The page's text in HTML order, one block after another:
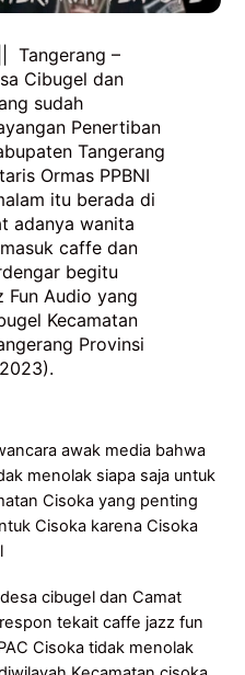
Tangerang –
Cibugel dan
sudah
Penertiban
Tangerang
Ormas PPBNI
itu berada di
adanya wanita
caffe dan
begitu
Fun Audio yang
Kecamatan
Provinsi
awak media bahwa
menolak siapa saja untuk
Cisoka yang penting
Cisoka karena Cisoka
cibugel dan Camat
tekait caffe jazz fun
Cisoka tidak menolak